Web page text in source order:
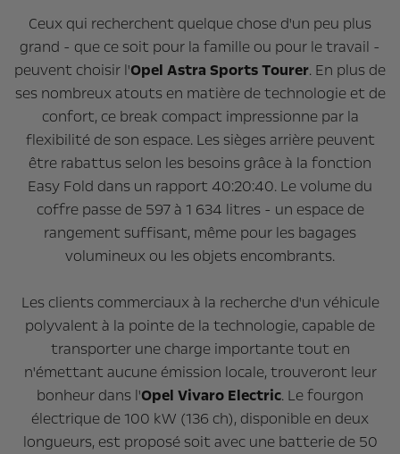
Ceux qui recherchent quelque chose d'un peu plus
grand - que ce soit pour la famille ou pour le travail -
peuvent choisir l'Opel Astra Sports Tourer. En plus de
ses nombreux atouts en matière de technologie et de
confort, ce break compact impressionne par la
flexibilité de son espace. Les sièges arrière peuvent
être rabattus selon les besoins grâce à la fonction
Easy Fold dans un rapport 40:20:40. Le volume du
coffre passe de 597 à 1 634 litres - un espace de
rangement suffisant, même pour les bagages
volumineux ou les objets encombrants.
Les clients commerciaux à la recherche d'un véhicule
polyvalent à la pointe de la technologie, capable de
transporter une charge importante tout en
n'émettant aucune émission locale, trouveront leur
bonheur dans l'Opel Vivaro Electric. Le fourgon
électrique de 100 kW (136 ch), disponible en deux
longueurs, est proposé soit avec une batterie de 50